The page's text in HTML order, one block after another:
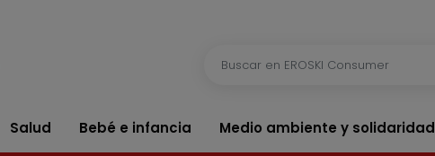
Salud Bebé e infancia Medio ambiente y solidaridad